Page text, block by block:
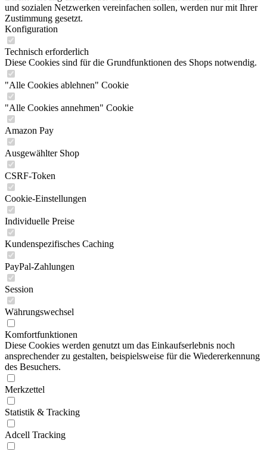
und sozialen Netzwerken vereinfachen sollen, werden nur mit Ihrer
Zustimmung gesetzt.
Konfiguration
Technisch erforderlich
Diese Cookies sind für die Grundfunktionen des Shops notwendig.
"Alle Cookies ablehnen" Cookie
"Alle Cookies annehmen" Cookie
Amazon Pay
Ausgewählter Shop
CSRF-Token
Cookie-Einstellungen
Individuelle Preise
Kundenspezifisches Caching
PayPal-Zahlungen
Session
Währungswechsel
Komfortfunktionen
Diese Cookies werden genutzt um das Einkaufserlebnis noch
ansprechender zu gestalten, beispielsweise für die Wiedererkennung
des Besuchers.
Merkzettel
Statistik & Tracking
Adcell Tracking